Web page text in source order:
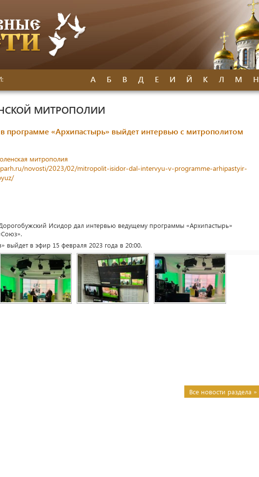
А Б В Д Е И Й К Л М Н
МИТРОПОЛИИ
программе «Архипастырь» выйдет интервью с митрополитом
митрополия
novosti/2023/02/mitropolit-isidor-dal-intervyu-v-programme-arhipastyir-
Исидор дал интервью ведущему программы «Архипастырь»
выйдет в эфир 15 февраля 2023 года в 20:00.
Все новости раздела »